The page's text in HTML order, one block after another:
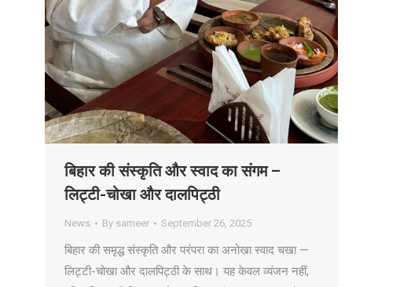
बिहार की संस्कृति और स्वाद का संगम –
लिट्टी-चोखा और दालपिट्ठी
News By sameer September 26, 2025
बिहार की समृद्ध संस्कृति और परंपरा का अनोखा स्वाद चखा —
लिट्टी-चोखा और दालपिट्ठी के साथ। यह केवल व्यंजन नहीं,